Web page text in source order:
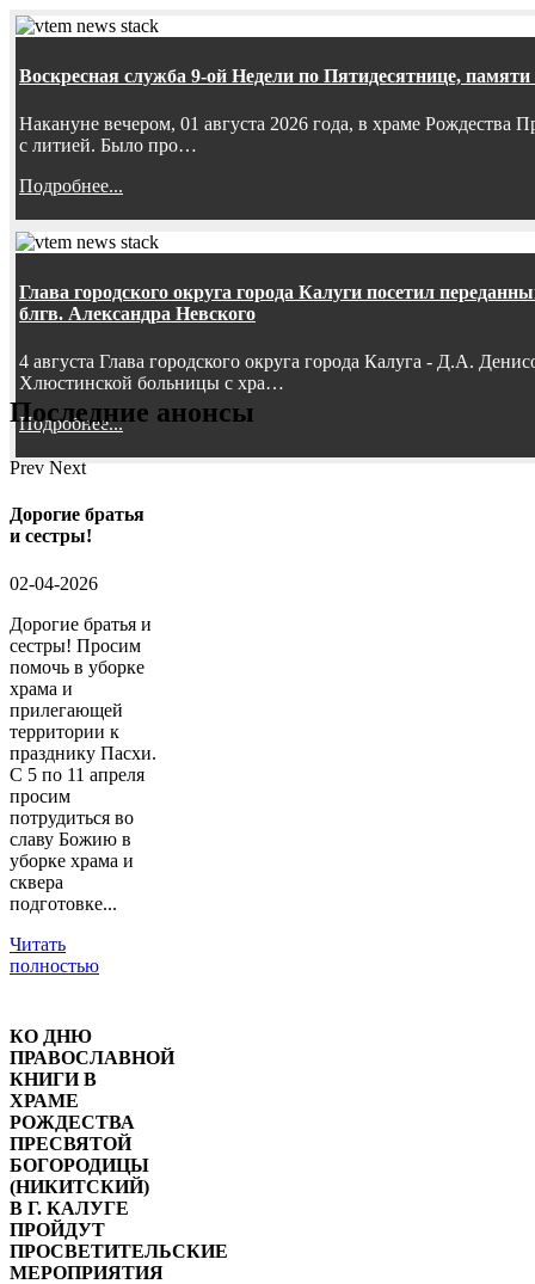
Воскресная служба 9-ой Недели по Пятидесятнице,
Накануне вечером, 01 августа 2026 года, в храме
с литией. Было про…
Подробнее...
Глава городского округа города Калуги посетил
блгв. Александра Невского
4 августа Глава городского округа города Калуга - Д.А.
Хлюстинской больницы с хра…
Подробнее...
Последние анонсы
Prev Next
Дорогие братья
и сестры!
02-04-2026
Дорогие братья и
сестры! Просим
помочь в уборке
храма и
прилегающей
территории к
празднику Пасхи.
С 5 по 11 апреля
просим
потрудиться во
славу Божию в
уборке храма и
сквера
подготовке...
Читать
полностью
КО ДНЮ
ПРАВОСЛАВНОЙ
КНИГИ В
ХРАМЕ
РОЖДЕСТВА
ПРЕСВЯТОЙ
БОГОРОДИЦЫ
(НИКИТСКИЙ)
В Г. КАЛУГЕ
ПРОЙДУТ
ПРОСВЕТИТЕЛЬСКИЕ
МЕРОПРИЯТИЯ